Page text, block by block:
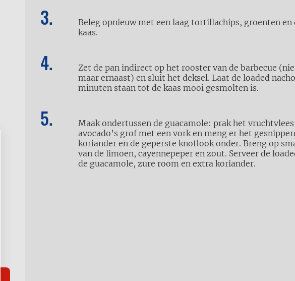
Beleg opnieuw met een laag tortillachips, groenten en
kaas.
Zet de pan indirect op het rooster van de barbecue
maar ernaast) en sluit het deksel. Laat de loaded
minuten staan tot de kaas mooi gesmolten is.
Maak ondertussen de guacamole: prak het vruchtvlees
avocado’s grof met een vork en meng er het
koriander en de geperste knoflook onder. Breng op
van de limoen, cayennepeper en zout. Serveer de
de guacamole, zure room en extra koriander.